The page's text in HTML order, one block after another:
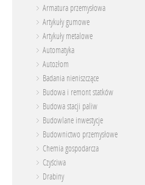
Armatura przemysłowa
Artykuły gumowe
Artykuły metalowe
Automatyka
Autozłom
Badania nieniszczące
Budowa i remont statków
Budowa stacji paliw
Budowlane inwestycje
Budownictwo przemysłowe
Chemia gospodarcza
Czyściwa
Drabiny